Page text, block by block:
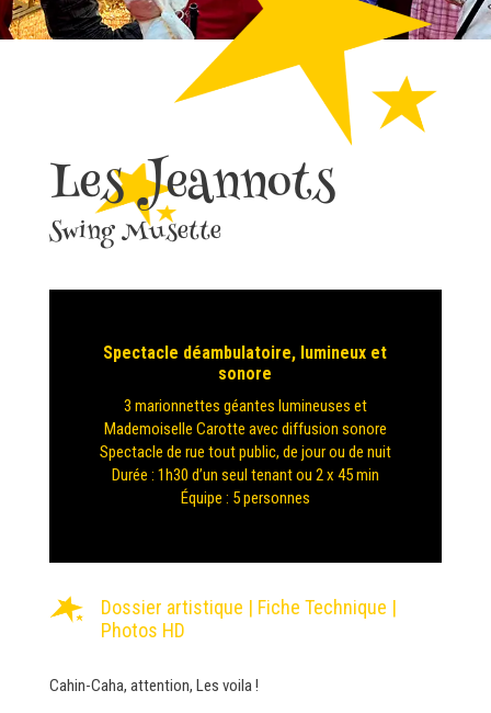
Les Jeannots
Swing Musette
Spectacle déambulatoire, lumineux et
sonore
3 marionnettes géantes lumineuses et
Mademoiselle Carotte avec diffusion sonore
Spectacle de rue tout public, de jour ou de nuit
Durée : 1h30 d’un seul tenant ou 2 x 45 min
Équipe : 5 personnes
Dossier artistique | Fiche Technique |
Photos HD
Cahin-Caha, attention, Les voila !